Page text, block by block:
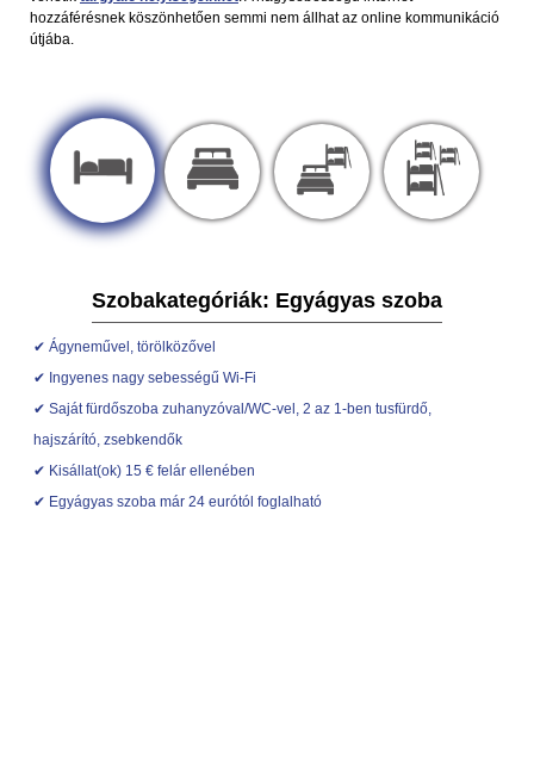
hozzáférésnek köszönhetően semmi nem állhat az online kommunikáció
útjába.
Szobakategóriák: Egyágyas szoba
✔ Ágyneművel, törölközővel
✔ Ingyenes nagy sebességű Wi-Fi
✔ Saját fürdőszoba zuhanyzóval/WC-vel, 2 az 1-ben tusfürdő,
hajszárító, zsebkendők
✔ Kisállat(ok) 15 € felár ellenében
✔ Egyágyas szoba már 24 eurótól foglalható